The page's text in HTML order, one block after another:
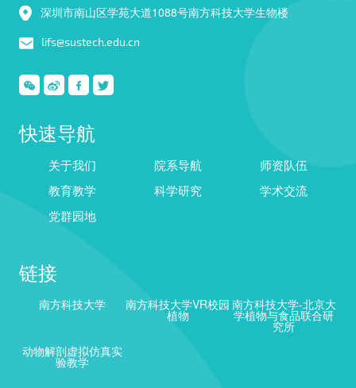
深圳市南山区学苑大道1088号南方科技大学生物楼
lifs@sustech.edu.cn
快速导航
关于我们 院系导航
师资队伍
教育教学
科学研究
学术交流
党群园地
链接
南方科技大学 南方科技大学VR校园
植物
南方科技大学-北京大
学植物与食品联合研
究所
动物解剖虚拟仿真实
验教学